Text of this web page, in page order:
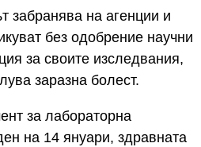
забранява на агенции и
без одобрение научни
за своите изследвания,
заразна болест.
за лабораторна
на 14 януари, здравната